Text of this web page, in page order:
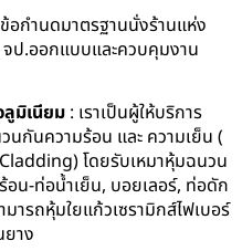
อกำนดมาตรฐานนั่งร้านแห่ง
จป.ออกแบบและควบคุมงาน
มิเนียม : เราเป็นผู้ให้บริการ
กันความร้อน และ ความเย็น (
โดยรับเหมาหุ้มฉนวน
น-ท่อน้ำเย็น, บอยเลอร์, ท่อดัก
ารถหุ้มใยแก้วเซรามิกส์ไฟเบอร์
าง